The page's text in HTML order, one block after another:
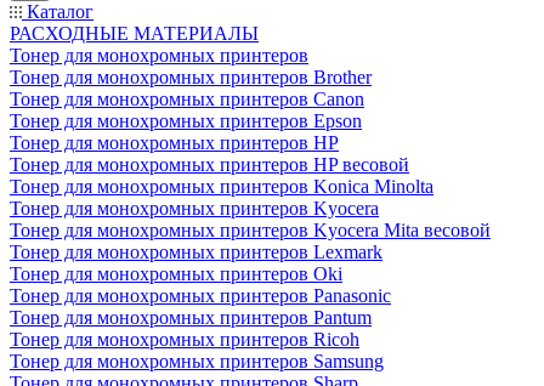
Каталог
РАСХОДНЫЕ МАТЕРИАЛЫ
Тонер для монохромных принтеров
Тонер для монохромных принтеров Brother
Тонер для монохромных принтеров Canon
Тонер для монохромных принтеров Epson
Тонер для монохромных принтеров HP
Тонер для монохромных принтеров HP весовой
Тонер для монохромных принтеров Konica Minolta
Тонер для монохромных принтеров Kyocera
Тонер для монохромных принтеров Kyocera Mita весовой
Тонер для монохромных принтеров Lexmark
Тонер для монохромных принтеров Oki
Тонер для монохромных принтеров Panasonic
Тонер для монохромных принтеров Pantum
Тонер для монохромных принтеров Ricoh
Тонер для монохромных принтеров Samsung